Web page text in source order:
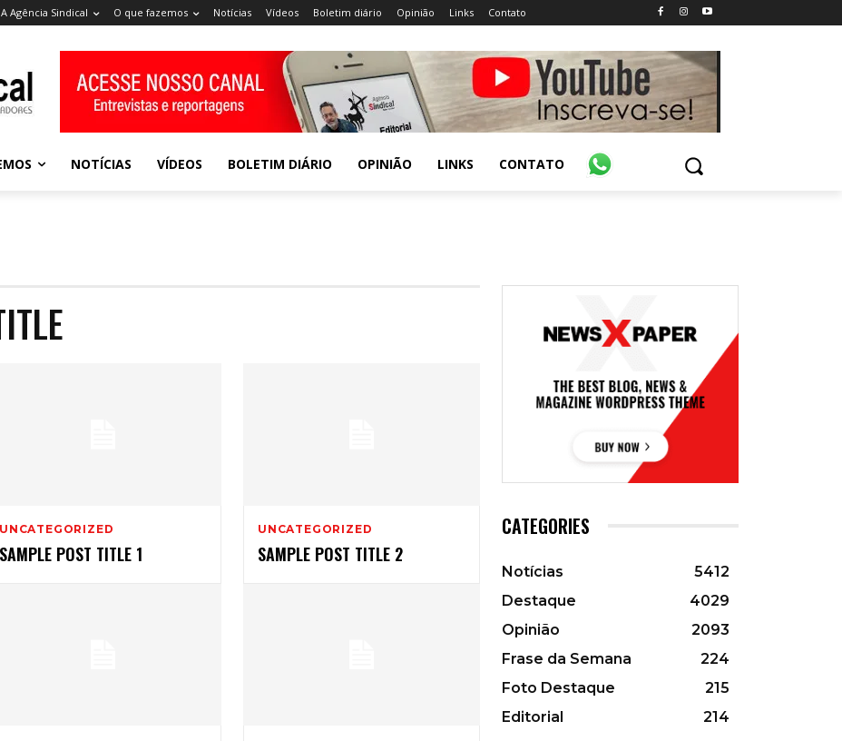
A Agência Sindical O que fazemos Notícias Vídeos Boletim diário Opinião Links Contato
NOTÍCIAS VÍDEOS BOLETIM DIÁRIO OPINIÃO LINKS CONTATO
UNCATEGORIZED
SAMPLE POST TITLE 1
UNCATEGORIZED
SAMPLE POST TITLE 2
CATEGORIES
Notícias
5412
Destaque
4029
Opinião
2093
Frase da Semana
224
Foto Destaque
215
Editorial
214